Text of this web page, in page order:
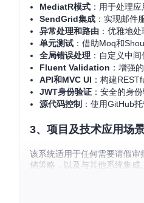
MediatR模式 ：用于处理
SendGrid集成 ：实现邮件
异常处理和路由 ：优雅地
单元测试 ：借助Moq和
全局错误处理 ：自定义中
Fluent Validation ：增强
API和MVC UI ：构建
JWT身份验证 ：安全的身
源代码控制 ：使用GitHub
3、项目及技术应用场
该系统适用于任何需要请假
储策略，以及与其他系统集